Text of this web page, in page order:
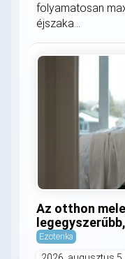
folyamatosan
éjszaka...
Az otthon
Ezoterika